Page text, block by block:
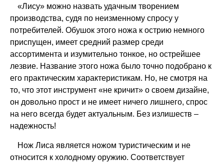
«Лису» можно назвать удачным творением
производства, судя по неизменному спросу у
потребителей. Обушок этого ножа к острию немного
приспущен, имеет средний размер среди
ассортимента и изумительно тонкое, но острейшее
лезвие. Название этого ножа было точно подобрано к
его практическим характеристикам. Но, не смотря на
то, что этот инструмент «не кричит» о своем дизайне,
он довольно прост и не имеет ничего лишнего, спрос
на него всегда будет актуальным. Без излишеств –
надежность!
Нож Лиса является ножом туристическим и не
относится к холодному оружию. Соответствует